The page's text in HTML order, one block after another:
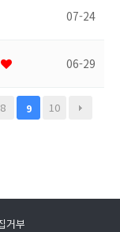
07-24
06-29
8 9 10
거부